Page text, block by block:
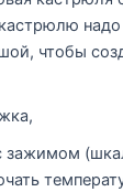
надо
чтобы
зажимом